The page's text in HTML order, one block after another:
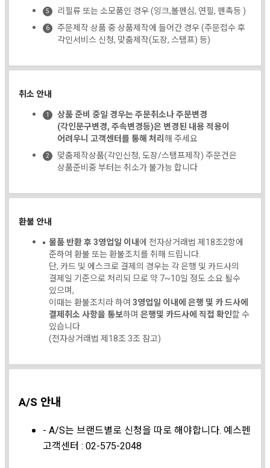
리필류 또는 소모품인 경우 (잉크,볼펜심, 연필, 펜촉등 )
주문제작 상품 중 상품제작에 들어간 경우 (주문접수 후
각인서비스 신청, 맞춤제작(도장, 스탬프) 등)
취소 안내
상품 준비 중일 경우는 주문취소나 주문변경
(각인문구변경, 주속변경등)은 변경된 내용 적용이
어려우니 고객센터를 통해 처리해 주세요
맞춤제작상품(각인신청, 도장/스탬프제작) 주문건은
상품준비중 부터는 취소가 불가능 합니다
환불 안내
물품 반환 후 3영업일 이내에 전자상거래법 제18조2항에
준하여 환불 또는 환불조치를 취해 드립니다.
단, 카드 및 에스크로 결제의 경우는 각 은행 및 카드사의
결제일 기준으로 처리되 므로 약 7~10일 정도 소요 될수
있으며,
이때는 환불조치라 하여3영업일 이내에 은행 및 카 드사에
결제취소 사항을 통보하며 은행및 카드사에 직접 확인할 수
있습니다
(전자상거래법 제18조 3조 참고)
A/S 안내
- A/S는 브랜드별로 신청을 따로 해야합니다. 예스펜
고객센터 : 02-575-2048